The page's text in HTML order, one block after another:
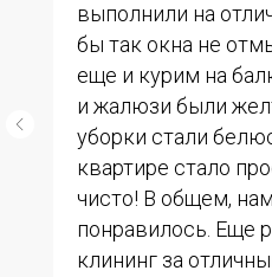
выполнили на
бы так окна не
еще и курим на
и жалюзи были
уборки стали
квартире стало
чисто! В общем,
понравилось. Еще
клининг за